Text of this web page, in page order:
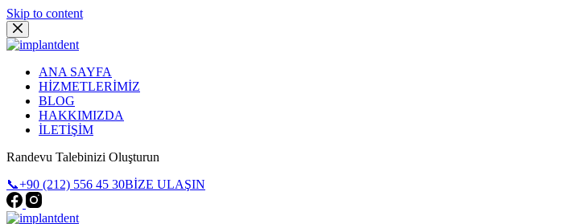
Skip to content
ANA SAYFA
HİZMETLERİMİZ
BLOG
HAKKIMIZDA
İLETİŞİM
Randevu Talebinizi Oluşturun
📞+90 (212) 556 45 30BİZE ULAŞIN